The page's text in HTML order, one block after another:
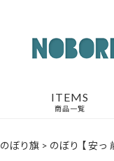
ITEMS
商品一覧
のぼり旗 > のぼり 【 安